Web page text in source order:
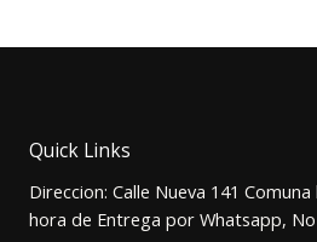
era:
es:
Quick Links
Direccion: Calle Nueva 141
hora de Entrega por Whatsapp,